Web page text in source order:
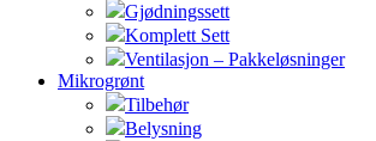
Gjødningssett
Komplett Sett
Ventilasjon – Pakkeløsninger
Mikrogrønt
Tilbehør
Belysning